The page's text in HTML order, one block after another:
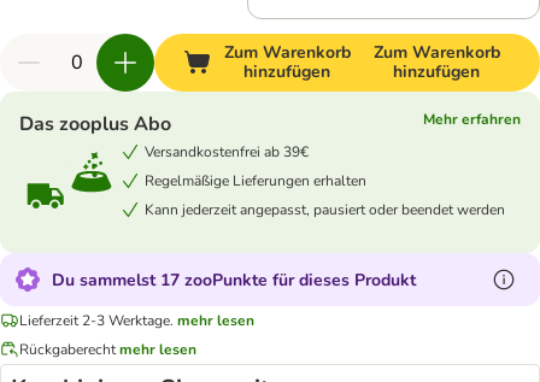
Zum Warenkorb
hinzufügen
Zum Warenkorb
hinzufügen
Das zooplus Abo
Mehr erfahren
Versandkostenfrei ab 39€
Regelmäßige Lieferungen erhalten
Kann jederzeit angepasst, pausiert oder beendet werden
Du sammelst 17 zooPunkte für dieses Produkt
Lieferzeit 2-3 Werktage. mehr lesen
Rückgaberechtmehr lesen